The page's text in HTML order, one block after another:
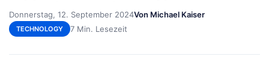
Donnerstag, 12. September 2024Von Michael Kaiser
TECHNOLOGY 7 Min. Lesezeit